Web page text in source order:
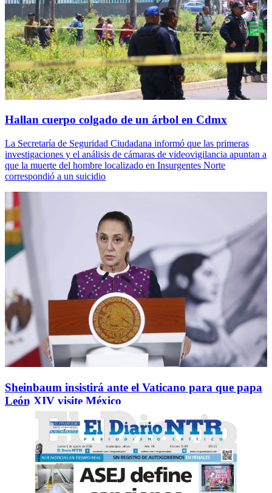
Hallan cuerpo colgado de un árbol en Cdmx
La Secretaría de Seguridad Ciudadana informó que las primeras
investigaciones y el análisis de cámaras de videovigilancia apuntan a
que la muerte del hombre localizado en Insurgentes Norte
correspondió a un suicidio
Sheinbaum insistirá ante el Vaticano para que papa
León XIV visite México